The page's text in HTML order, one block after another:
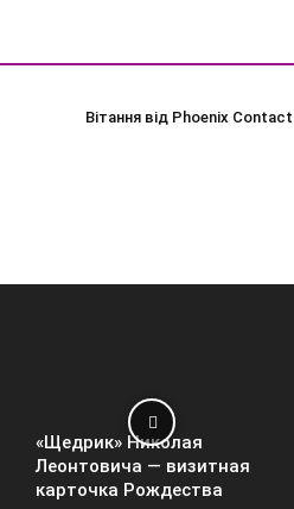
Вітання від Phoenix Contact
«Щедрик» Николая
Леонтовича — визитная
карточка Рождества